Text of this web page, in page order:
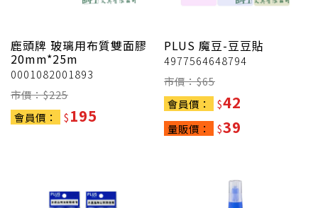
鹿頭牌 玻璃用布質雙面膠
20mm*25m
0001082001893
市價：$225
會員價：
$195
PLUS 魔豆-豆豆貼
4977564648794
市價：$65
會員價：
$42
量販價： $39